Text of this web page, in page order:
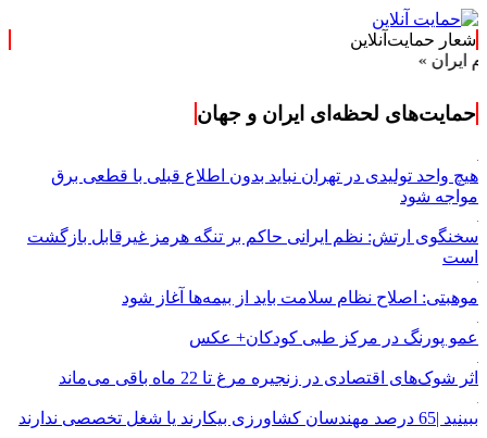
شعار حمایت‌آنلاین
»
حمایت‌های لحظه‌ای ایران و جهان
هیچ واحد تولیدی در تهران نباید بدون اطلاع قبلی با قطعی برق
مواجه شود
سخنگوی ارتش: نظم ایرانی حاکم بر تنگه هرمز غیرقابل بازگشت
است
موهبتی: اصلاح نظام سلامت باید از بیمه‌ها آغاز شود
عمو پورنگ در مرکز طبی کودکان+ عکس
اثر شوک‌های اقتصادی در زنجیره مرغ تا 22 ماه باقی می‌ماند
ببینید |65 درصد مهندسان کشاورزی بیکارند یا شغل تخصصی ندارند